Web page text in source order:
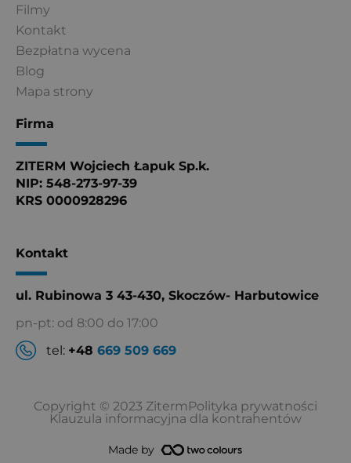
Filmy
Kontakt
Bezpłatna wycena
Blog
Mapa strony
Firma
ZITERM Wojciech Łapuk Sp.k.
NIP: 548-273-97-39
KRS 0000928296
Kontakt
ul. Rubinowa 3 43-430, Skoczów- Harbutowice
pn-pt: od 8:00 do 17:00
tel: +48 669 509 669
Copyright © 2023 ZitermPolityka prywatności
Klauzula informacyjna dla kontrahentów
Made by